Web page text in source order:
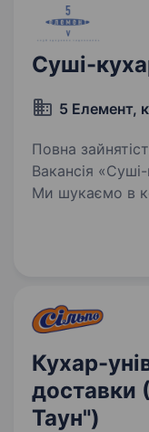
Суші-
5 Елемент,
Повна
Вакансія
Ми шукаємо в
Кухар-
Таун")